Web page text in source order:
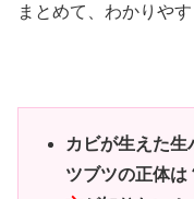
まとめて、わかりや
カビが生えた
ツブツの正体は